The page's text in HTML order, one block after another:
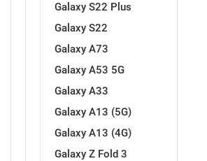
Galaxy S22 Plus
Galaxy S22
Galaxy A73
Galaxy A53 5G
Galaxy A33
Galaxy A13 (5G)
Galaxy A13 (4G)
Galaxy Z Fold 3
Za njega